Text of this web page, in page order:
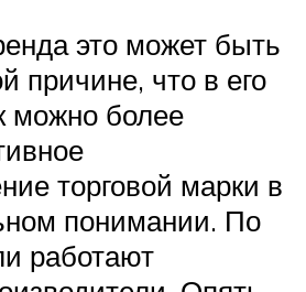
это может быть
причине, что в его
можно более
торговой марки в
понимании. По
работают